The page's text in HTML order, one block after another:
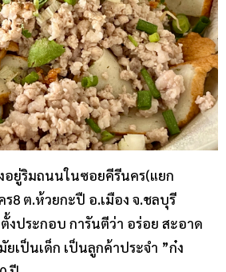
อยู่ริมถนนในซอยคีรีนคร(แยก
8 ต.ห้วยกะปื อ.เมือง จ.ชลบุรี
งประกอบ การันตีว่า อร่อย สะอาด
เป็นเด็ก เป็นลูกค้าประจำ ”ก๋ง